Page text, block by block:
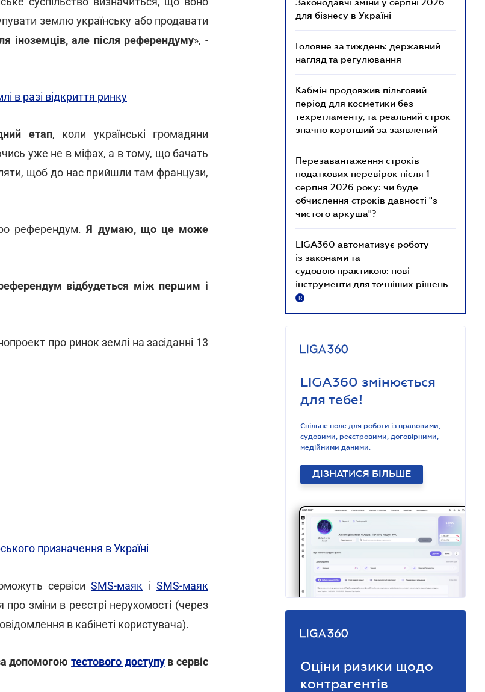
землю українську або продавати
іноземців, але після референдуму», -
в разі відкриття ринку
етап, коли українські громадяни
уже не в міфах, а в тому, що бачать
щоб до нас прийшли там французи,
референдум.Я думаю, що це може
відбудеться між першим і
про ринок землі на засіданні 13
призначення в Україні
сервісиSMS-маяк іSMS-маяк
зміни в реєстрі нерухомості (через
в кабінеті користувача).
за допомогоютестового доступув сервіс
для бізнесу в Україні
Головне за тиждень: державний
нагляд та регулювання
Кабмін продовжив пільговий
період для косметики без
техрегламенту, та реальний строк
значно коротший за заявлений
Перезавантаження строків
податкових перевірок після 1
серпня 2026 року: чи буде
обчислення строків давності "з
чистого аркуша"?
LIGA360 автоматизує роботу
із законами та
судовою практикою: нові
інструменти для точніших рішень
R
LIGA360 змінюється
для тебе!
Спільне поле для роботи із правовими,
судовими, реєстровими, договірними,
медійними даними.
ДІЗНАТИСЯ БІЛЬШЕ
Оціни ризики щодо
контрагентів